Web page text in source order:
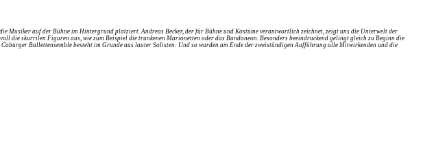
auf der Bühne im Hintergrund platziert. Andreas Becker, der für Bühne und Kostüme verantwortlich zeichnet, zeigt uns die Unterwelt der
die skurrilen Figuren aus, wie zum Beispiel die trunkenen Marionetten oder das Bandoneon. Besonders beeindruckend gelingt gleich zu Beginn die
Ballettensemble besteht im Grunde aus lauter Solisten: Und so wurden am Ende der zweistündigen Aufführung alle Mitwirkenden und die